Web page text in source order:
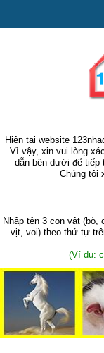
Hiện tại website
Vì vậy, xin vui lòng
dẫn bên dưới để tiếp
Chúng tôi
Nhập tên 3 con vật (bò,
vịt, voi)theo thứ tự
(Ví dụ: